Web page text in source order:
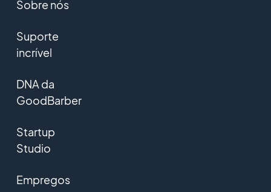
Sobre nós
Suporte
incrível
DNA da
GoodBarber
Startup
Studio
Empregos